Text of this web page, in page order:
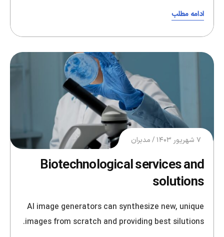
ادامه مطلب
۷ شهریور ۱۴۰۳ مدبران
Biotechnological services and
solutions
AI image generators can synthesize new, unique
images from scratch and providing best silutions.